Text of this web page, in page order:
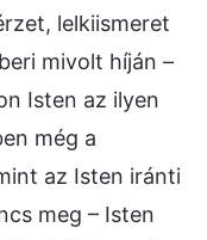
lelkiismeret
mivolt híján –
Isten az ilyen
még a
az Isten iránti
meg – Isten